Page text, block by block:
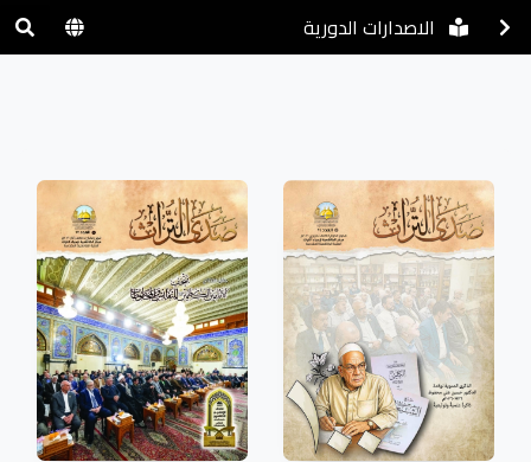
الاصدارات الدورية